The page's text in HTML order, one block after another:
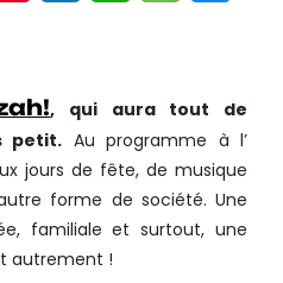
, qui aura tout de
petit. Au programme à l’
jours de fête, de musique
forme de société. Une
familiale et surtout, une
autrement !